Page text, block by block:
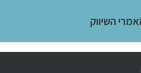
השיווק